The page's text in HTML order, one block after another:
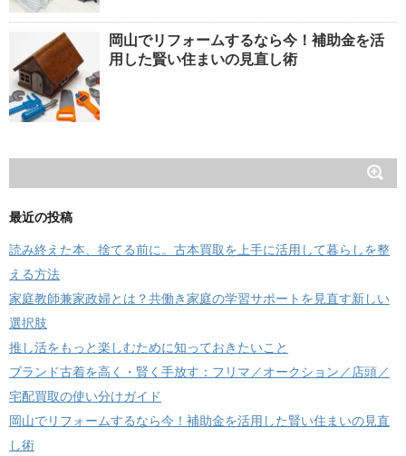
岡山でリフォームするなら今！補助金を活
用した賢い住まいの見直し術
最近の投稿
読み終えた本、捨てる前に。古本買取を上手に活用して暮らしを整
える方法
家庭教師兼家政婦とは？共働き家庭の学習サポートを見直す新しい
選択肢
推し活をもっと楽しむために知っておきたいこと
ブランド古着を高く・賢く手放す：フリマ／オークション／店頭／
宅配買取の使い分けガイド
岡山でリフォームするなら今！補助金を活用した賢い住まいの見直
し術